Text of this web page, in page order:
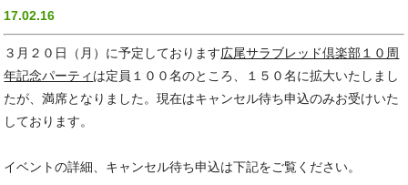
17.02.16
３月２０日（月）に予定しております広尾サラブレッド倶楽部１０周
年記念パーティ は定員１００名のところ、１５０名に拡大いたしまし
たが、満席となりました。現在はキャンセル待ち申込のみお受けいた
しております。
イベントの詳細、キャンセル待ち申込は下記をご覧ください。